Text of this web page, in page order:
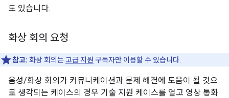
도 있습니다.
화상 회의 요청
참고: 화상 회의는고급 지원 구독자만 이용할 수 있습니다.
음성/화상 회의가 커뮤니케이션과 문제 해결에 도움이 될 것으
로 생각되는 케이스의 경우 기술 지원 케이스를 열고 영상 통화